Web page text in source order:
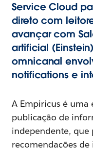
Service Cloud
direto com
avançar com
artificial
omnicanal
notifications e
A Empiricus é uma
publicação de
independente, que
recomendações